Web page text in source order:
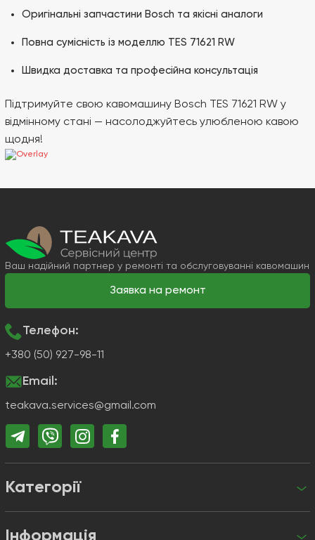
Оригінальні запчастини Bosch та якісні аналоги
Повна сумісність із моделлю TES 71621 RW
Швидка доставка та професійна консультація
Підтримуйте свою кавомашину Bosch TES 71621 RW у
відмінному стані — насолоджуйтесь улюбленою кавою
щодня!
Ваш надійний партнер у ремонті та обслуговуванні кавомашин
Заявка на ремонт
Категорії
Інформація
Телефон:
+380 (50) 927-98-11
Email:
teakava.services@gmail.com